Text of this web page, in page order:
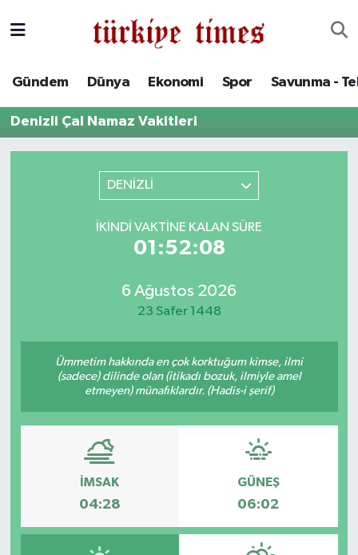
Gündem Dünya Ekonomi Spor Savunma -
Denizli Çal Namaz Vakitleri
DENİZLİ
İKINDI VAKTINE KALAN SÜRE
01:52:08
6 Ağustos 2026
23 Safer 1448
Ümmetim hakkında en çok korktuğum kimse, ilmi
(sadece) dilinde olan (itikadı bozuk, ilmiyle amel
etmeyen) münafıklardır. (Hadis-i şerif)
İMSAK
04:28
GÜNEŞ
06:02
Ekonomi
Savunma - Teknoloji
Süper Lig Puan Durumu ve Fikstür
Tüm Manşetler
Son Dakika Haberleri